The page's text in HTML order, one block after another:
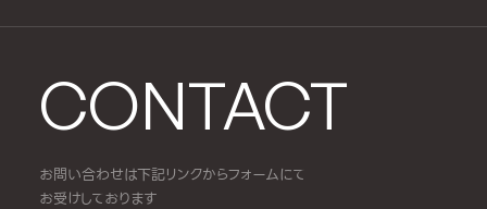
CONTACT
お問い合わせは下記リンクからフォームにて
お受けしております